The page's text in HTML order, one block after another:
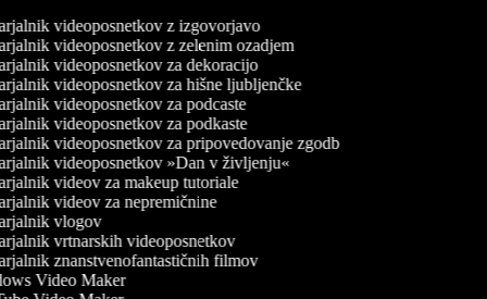
videoposnetkov z izgovorjavo
videoposnetkov z zelenim ozadjem
videoposnetkov za dekoracijo
videoposnetkov za hišne ljubljenčke
videoposnetkov za podcaste
videoposnetkov za podkaste
videoposnetkov za pripovedovanje zgodb
videoposnetkov »Dan v življenju«
videov za makeup tutoriale
videov za nepremičnine
vlogov
vrtnarskih videoposnetkov
znanstvenofantastičnih filmov
Video Maker